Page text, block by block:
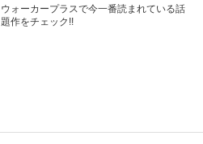
ウォーカープラスで今一番読まれている話
題作をチェック!!